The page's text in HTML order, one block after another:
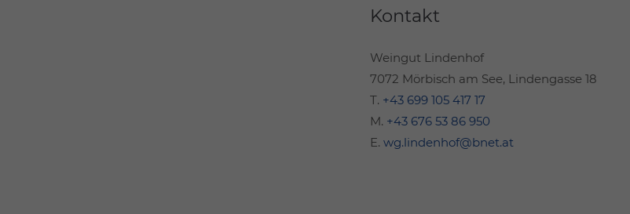
Kontakt
Weingut Lindenhof
7072 Mörbisch am See, Lindengasse 18
T. +43 699 105 417 17
M. +43 676 53 86 950
E.wg.lindenhof@bnet.at